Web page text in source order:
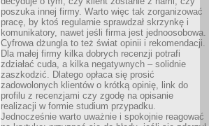
poszuka innej firmy. Warto więc tak zorganizować
pracę, by ktoś regularnie sprawdzał skrzynkę i
komunikatory, nawet jeśli firma jest jednoosobowa.
Cyfrowa dżungla to też świat opinii i rekomendacji.
Dla małej firmy kilka dobrych recenzji potrafi
zdziałać cuda, a kilka negatywnych – solidnie
zaszkodzić. Dlatego opłaca się prosić
zadowolonych klientów o krótką opinię, link do
profilu z recenzjami czy zgodę na opisanie
realizacji w formie studium przypadku.
Jednocześnie warto uważnie i spokojnie reagować